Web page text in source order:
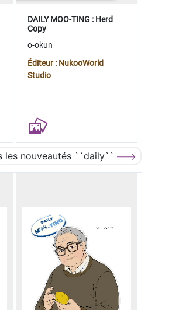
DAILY MOO-TING : Herd
Copy
o-okun
Éditeur : NukooWorld
Studio
les nouveautés ``daily``